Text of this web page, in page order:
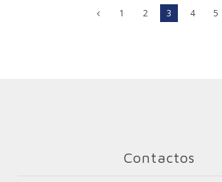
1 2 3 4 5
Contactos